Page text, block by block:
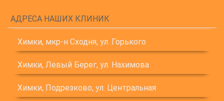
АДРЕСА НАШИХ КЛИНИК
Химки, мкр-н Сходня, ул. Горького
Химки, Левый Берег, ул. Нахимова
Химки, Подрезково, ул. Центральная